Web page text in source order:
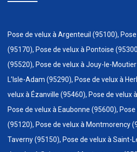
Pose de velux à Argenteuil (95100),
(95170), Pose de velux à Pontoise
(95520), Pose de velux à Jouy-le-
L’Isle-Adam (95290), Pose de velux à
velux à Ézanville (95460), Pose de velux
Pose de velux à Eaubonne (95600),
(95120), Pose de velux à Montmorency
Taverny (95150), Pose de velux à Saint-